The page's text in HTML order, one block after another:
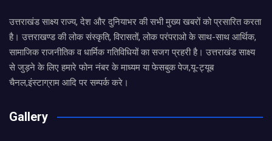
उत्तराखंड साक्ष्य राज्य, देश और दुनियाभर की सभी मुख्य खबरों को प्रसारित करता
है। उत्तराखण्ड की लोक संस्कृति, विरासतों, लोक परंपराओ के साथ-साथ आर्थिक,
सामाजिक राजनीतिक व धार्मिक गतिविधियों का सजग प्रहरी है। उत्तराखंड साक्ष्य
से जुड़ने के लिए हमारे फोन नंबर के माध्यम या फेसबुक पेज,यू-ट्यूब
चैनल,इंस्टाग्राम आदि पर सम्पर्क करे।
Gallery